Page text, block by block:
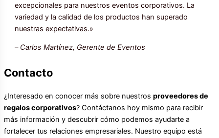
excepcionales para nuestros eventos corporativos. La
variedad y la calidad de los productos han superado
nuestras expectativas.»
– Carlos Martínez, Gerente de Eventos
Contacto
¿Interesado en conocer más sobre nuestros proveedores de
regalos corporativos? Contáctanos hoy mismo para recibir
más información y descubrir cómo podemos ayudarte a
fortalecer tus relaciones empresariales. Nuestro equipo está